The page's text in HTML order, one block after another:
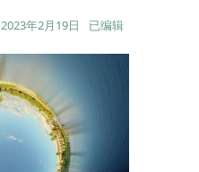
2023年2月19日 已编辑